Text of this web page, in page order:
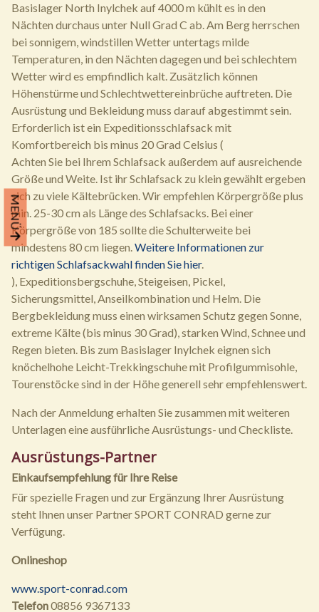
MENÜ
Basislager North Inylchek auf 4000 m kühlt es in den
Nächten durchaus unter Null Grad C ab. Am Berg herrschen
bei sonnigem, windstillen Wetter untertags milde
Temperaturen, in den Nächten dagegen und bei schlechtem
Wetter wird es empfindlich kalt. Zusätzlich können
Höhenstürme und Schlechtwettereinbrüche auftreten. Die
Ausrüstung und Bekleidung muss darauf abgestimmt sein.
Erforderlich ist ein Expeditionsschlafsack mit
Komfortbereich bis minus 20 Grad Celsius (
Achten Sie bei Ihrem Schlafsack außerdem auf ausreichende
Größe und Weite. Ist ihr Schlafsack zu klein gewählt ergeben
sich zu viele Kältebrücken. Wir empfehlen Körpergröße plus
min. 25-30 cm als Länge des Schlafsacks. Bei einer
Körpergröße von 185 sollte die Schulterweite bei
mindestens 80 cm liegen.Weitere Informationen zur
richtigen Schlafsackwahl finden Sie hier.
), Expeditionsbergschuhe, Steigeisen, Pickel,
Sicherungsmittel, Anseilkombination und Helm. Die
Bergbekleidung muss einen wirksamen Schutz gegen Sonne,
extreme Kälte (bis minus 30 Grad), starken Wind, Schnee und
Regen bieten. Bis zum Basislager Inylchek eignen sich
knöchelhohe Leicht-Trekkingschuhe mit Profilgummisohle,
Tourenstöcke sind in der Höhe generell sehr empfehlenswert.
Nach der Anmeldung erhalten Sie zusammen mit weiteren
Unterlagen eine ausführliche Ausrüstungs- und Checkliste.
Ausrüstungs-Partner
Einkaufsempfehlung für Ihre Reise
Für spezielle Fragen und zur Ergänzung Ihrer Ausrüstung
steht Ihnen unser Partner SPORT CONRAD gerne zur
Verfügung.
Onlineshop
www.sport-conrad.com
Telefon08856 9367133